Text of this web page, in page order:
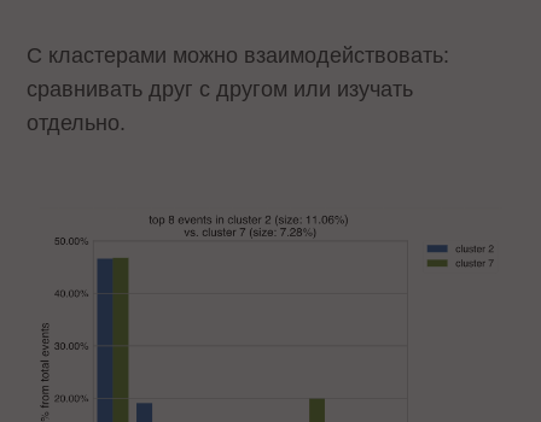
С кластерами можно взаимодействовать:
сравнивать друг с другом или изучать
отдельно.